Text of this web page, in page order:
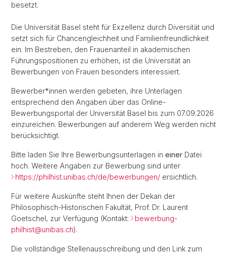
besetzt.
Die Universität Basel steht für Exzellenz durch Diversität und
setzt sich für Chancengleichheit und Familienfreundlichkeit
ein. Im Bestreben, den Frauenanteil in akademischen
Führungspositionen zu erhöhen, ist die Universität an
Bewerbungen von Frauen besonders interessiert.
Bewerber*innen werden gebeten, ihre Unterlagen
entsprechend den Angaben über das Online-
Bewerbungsportal der Universität Basel bis zum 07.09.2026
einzureichen. Bewerbungen auf anderem Weg werden nicht
berücksichtigt.
Bitte laden Sie Ihre Bewerbungsunterlagen in einer Datei
hoch. Weitere Angaben zur Bewerbung sind unter
https://philhist.unibas.ch/de/bewerbungen/ ersichtlich.
Für weitere Auskünfte steht Ihnen der Dekan der
Philosophisch-Historischen Fakultät, Prof. Dr. Laurent
Goetschel, zur Verfügung (Kontakt:
bewerbung-
philhist@unibas.ch).
Die vollständige Stellenausschreibung und den Link zum